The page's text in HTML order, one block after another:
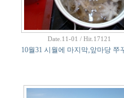
Date.11-01 / Hit.17121
10월31 시월에 마지막,앞마당 쭈